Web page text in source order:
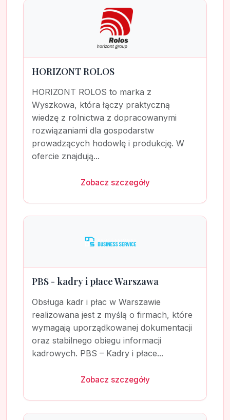
HORIZONT ROLOS
HORIZONT ROLOS to marka z
Wyszkowa, która łączy praktyczną
wiedzę z rolnictwa z dopracowanymi
rozwiązaniami dla gospodarstw
prowadzących hodowlę i produkcję. W
ofercie znajdują...
Zobacz szczegóły
PBS - kadry i płace Warszawa
Obsługa kadr i płac w Warszawie
realizowana jest z myślą o firmach, które
wymagają uporządkowanej dokumentacji
oraz stabilnego obiegu informacji
kadrowych. PBS – Kadry i płace...
Zobacz szczegóły